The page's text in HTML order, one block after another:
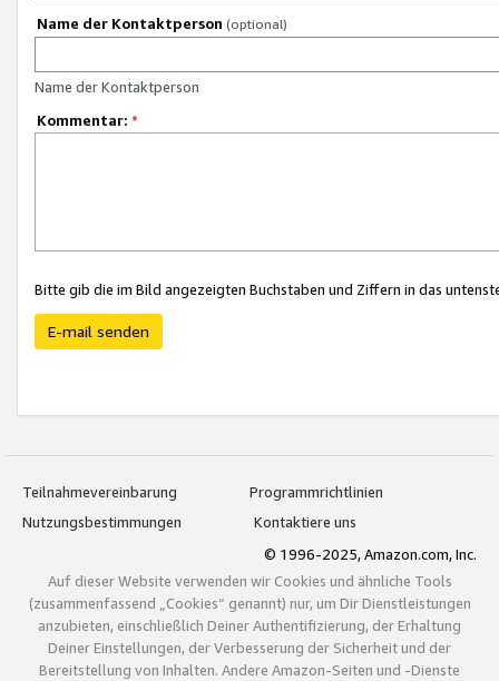
Name der Kontaktperson (optional)
Name der Kontaktperson
Kommentar: *
Bitte gib die im Bild angezeigten Buchstaben und Ziffern in das
E-mail senden
Teilnahmevereinbarung
Programmrichtlinien
Nutzungsbestimmungen
Kontaktiere uns
© 1996-2025, Amazon.com, Inc.
Auf dieser Website verwenden wir Cookies und ähnliche Tools
(zusammenfassend „Cookies“ genannt) nur, um Dir Dienstleistungen
anzubieten, einschließlich Deiner Authentifizierung, der Erhaltung
Deiner Einstellungen, der Verbesserung der Sicherheit und der
Bereitstellung von Inhalten. Andere Amazon-Seiten und -Dienste